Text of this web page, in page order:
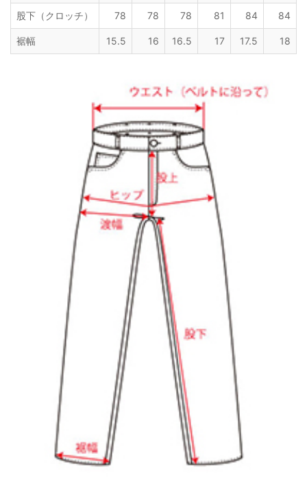
股下（クロッチ） 78 78 78 81 84 84
裾幅 15.5 16 16.5 17 17.5 18